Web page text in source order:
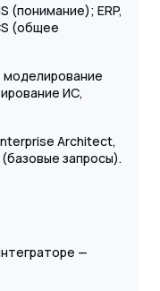
(понимание); ERP,
(общее
моделирование
ИС,
Architect,
запросы).
—